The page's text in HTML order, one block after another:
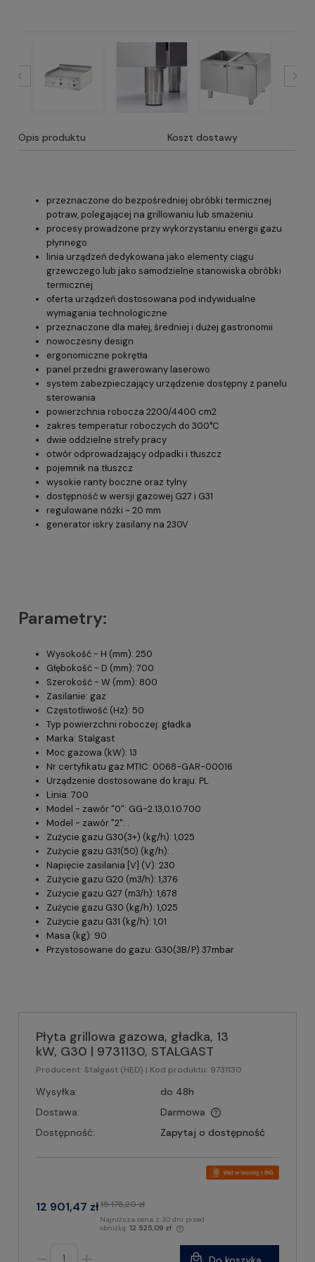
Opis produktu Koszt dostawy
przeznaczone do bezpośredniej obróbki termicznej
potraw, polegającej na grillowaniu lub smażeniu
procesy prowadzone przy wykorzystaniu energii gazu
płynnego
linia urządzeń dedykowana jako elementy ciągu
grzewczego lub jako samodzielne stanowiska obróbki
termicznej
oferta urządzeń dostosowana pod indywidualne
wymagania technologiczne
przeznaczone dla małej, średniej i dużej gastronomii
nowoczesny design
ergonomiczne pokrętła
panel przedni grawerowany laserowo
system zabezpieczający urządzenie dostępny z panelu
sterowania
powierzchnia robocza 2200/4400 cm2
zakres temperatur roboczych do 300°C
dwie oddzielne strefy pracy
otwór odprowadzający odpadki i tłuszcz
pojemnik na tłuszcz
wysokie ranty boczne oraz tylny
dostępność w wersji gazowej G27 i G31
regulowane nóżki ~ 20 mm
generator iskry zasilany na 230V
Parametry:
Wysokość - H (mm): 250
Głębokość - D (mm): 700
Szerokość - W (mm): 800
Zasilanie: gaz
Częstotliwość (Hz): 50
Typ powierzchni roboczej: gładka
Marka: Stalgast
Moc gazowa (kW): 13
Nr certyfikatu gaz MTIC: 0068-GAR-00016
Urządzenie dostosowane do kraju: PL
Linia: 700
Model - zawór "0": GG-2.13,0.1.0.700
Model - zawór "2": .
Zużycie gazu G30(3+) (kg/h): 1,025
Zużycie gazu G31(50) (kg/h): .
Napięcie zasilania [V] (V): 230
Zużycie gazu G20 (m3/h): 1,376
Zużycie gazu G27 (m3/h): 1,678
Zużycie gazu G30 (kg/h): 1,025
Zużycie gazu G31 (kg/h): 1,01
Masa (kg): 90
Przystosowane do gazu: G30(3B/P) 37mbar
Płyta grillowa gazowa, gładka, 13
kW, G30 | 9731130, STALGAST
Producent: Stalgast (HED) | Kod produktu: 9731130
Wysyłka:
do 48h
Dostawa:
Darmowa
Dostępność:
Zapytaj o dostępność
12 901,47 zł15 178,20 zł
Najniższa cena z 30 dni przed
obniżką: 12 525,09 zł